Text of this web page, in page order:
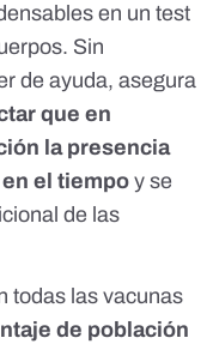
en un test
Sin
de ayuda, asegura
que en
la presencia
el tiempo y se
de las
todas las vacunas
de población